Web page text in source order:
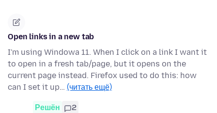
Open links in a new tab
I'm using Windowa 11. When I click on a link I want it
to open in a fresh tab/page, but it opens on the
current page instead. Firefox used to do this: how
can I set it up… (читать ещё)
Решён 2